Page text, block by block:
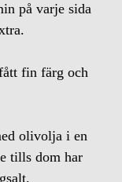
på varje sida
fin färg och
olivolja i en
tills dom har